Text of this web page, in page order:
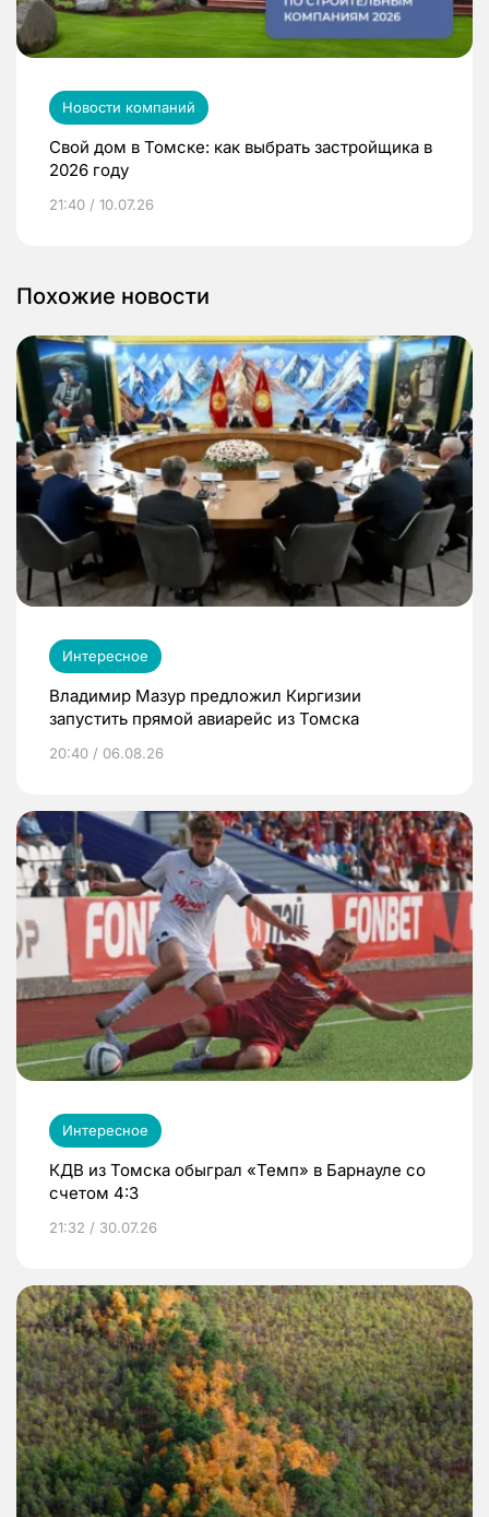
Новости компаний
Свой дом в Томске: как выбрать застройщика в
2026 году
21:40 / 10.07.26
Похожие новости
Интересное
Владимир Мазур предложил Киргизии
запустить прямой авиарейс из Томска
20:40 / 06.08.26
Интересное
КДВ из Томска обыграл «Темп» в Барнауле со
счетом 4:3
21:32 / 30.07.26